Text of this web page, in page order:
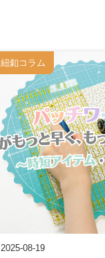
2025-08-19
紐釦コラム